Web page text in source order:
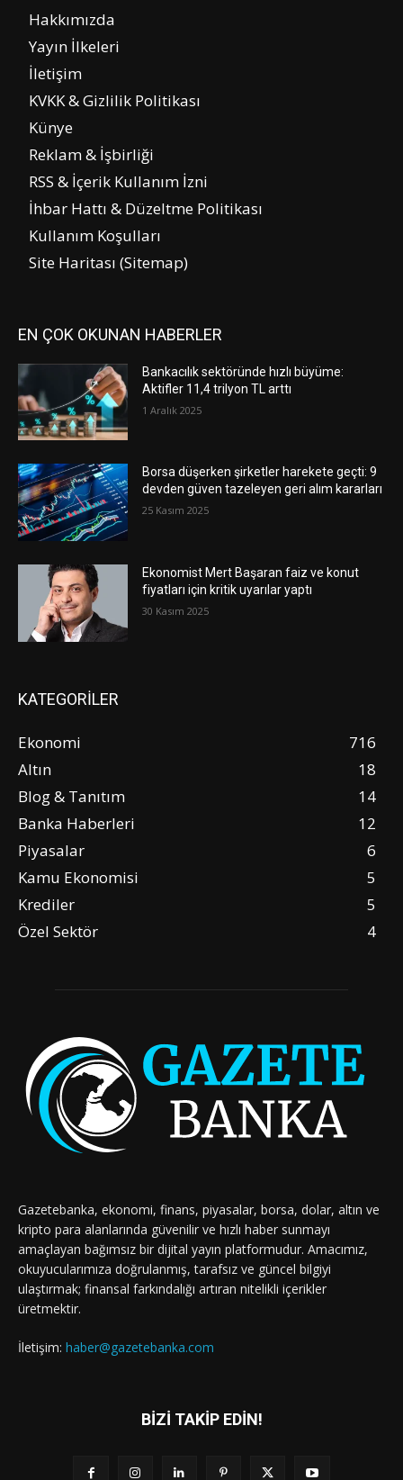
Hakkımızda
Yayın İlkeleri
İletişim
KVKK & Gizlilik Politikası
Künye
Reklam & İşbirliği
RSS & İçerik Kullanım İzni
İhbar Hattı & Düzeltme Politikası
Kullanım Koşulları
Site Haritası (Sitemap)
EN ÇOK OKUNAN HABERLER
Bankacılık sektöründe hızlı büyüme:
Aktifler 11,4 trilyon TL arttı
1 Aralık 2025
Borsa düşerken şirketler harekete geçti: 9
devden güven tazeleyen geri alım kararları
25 Kasım 2025
Ekonomist Mert Başaran faiz ve konut
fiyatları için kritik uyarılar yaptı
30 Kasım 2025
KATEGORİLER
Ekonomi
716
Altın
18
Blog & Tanıtım
14
Banka Haberleri
12
Piyasalar
6
Kamu Ekonomisi
5
Krediler
5
Özel Sektör
4
Gazetebanka, ekonomi, finans, piyasalar, borsa, dolar, altın ve
kripto para alanlarında güvenilir ve hızlı haber sunmayı
amaçlayan bağımsız bir dijital yayın platformudur. Amacımız,
okuyucularımıza doğrulanmış, tarafsız ve güncel bilgiyi
ulaştırmak; finansal farkındalığı artıran nitelikli içerikler
üretmektir.
İletişim: haber@gazetebanka.com
BİZİ TAKİP EDİN!